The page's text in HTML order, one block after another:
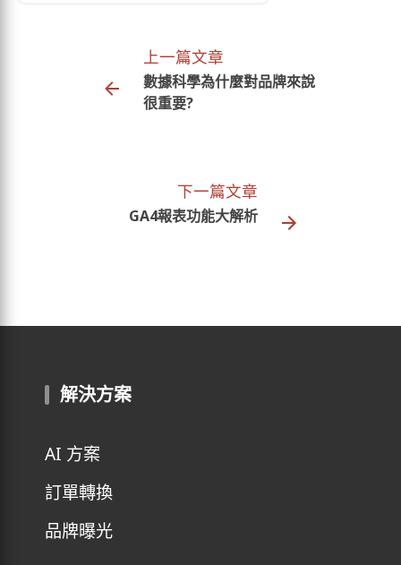
上一篇文章
數據科學為什麼對品牌來說
很重要?
下一篇文章
GA4報表功能大解析
解決方案
AI 方案
訂單轉換
品牌曝光